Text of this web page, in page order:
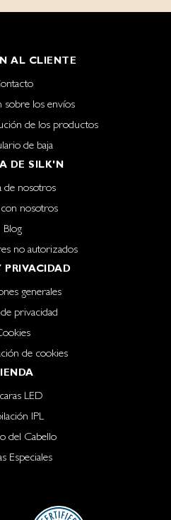
AL CLIENTE
sobre los envíos
de los productos
de baja
DE SILK'N
de nosotros
con nosotros
Blog
no autorizados
PRIVACIDAD
generales
privacidad
de cookies
LED
IPL
del Cabello
Especiales